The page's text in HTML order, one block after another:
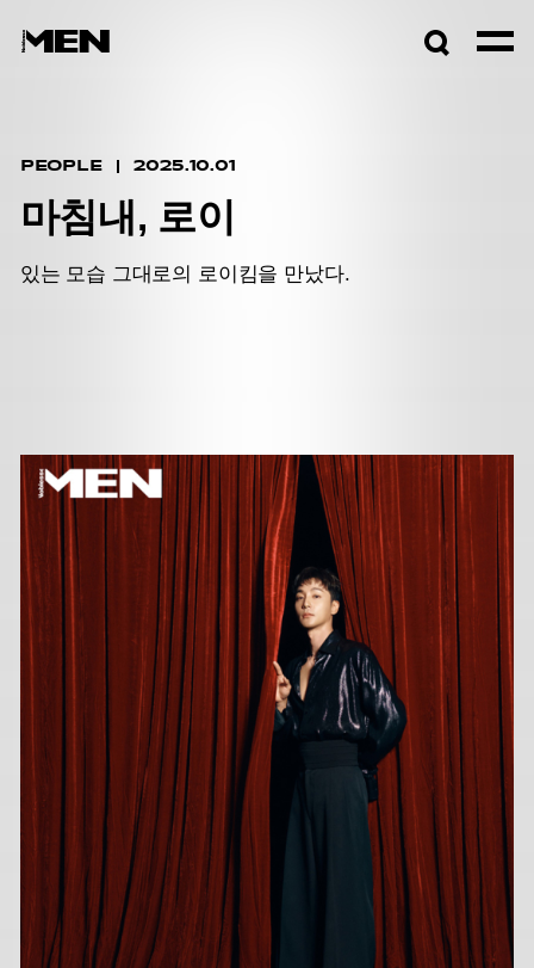
PEOPLE 2025.10.01
마침내, 로이
있는 모습 그대로의 로이킴을 만났다.